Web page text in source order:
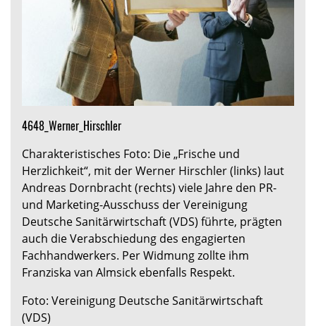
4648_Werner_Hirschler
Charakteristisches Foto: Die „Frische und
Herzlichkeit“, mit der Werner Hirschler (links) laut
Andreas Dornbracht (rechts) viele Jahre den PR-
und Marketing-Ausschuss der Vereinigung
Deutsche Sanitärwirtschaft (VDS) führte, prägten
auch die Verabschiedung des engagierten
Fachhandwerkers. Per Widmung zollte ihm
Franziska van Almsick ebenfalls Respekt.
Foto: Vereinigung Deutsche Sanitärwirtschaft
(VDS)